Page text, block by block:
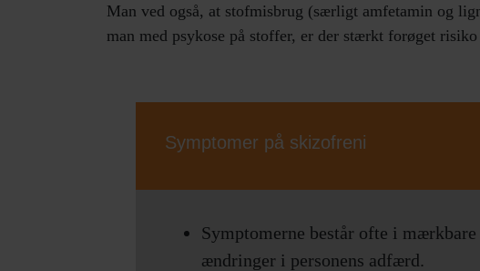
Man ved også, at stofmisbrug (særligt amfetamin og
man med psykose på stoffer, er der stærkt forøget
Symptomer på skizofreni
Symptomerne består ofte i mærkbare
ændringer i personens adfærd.